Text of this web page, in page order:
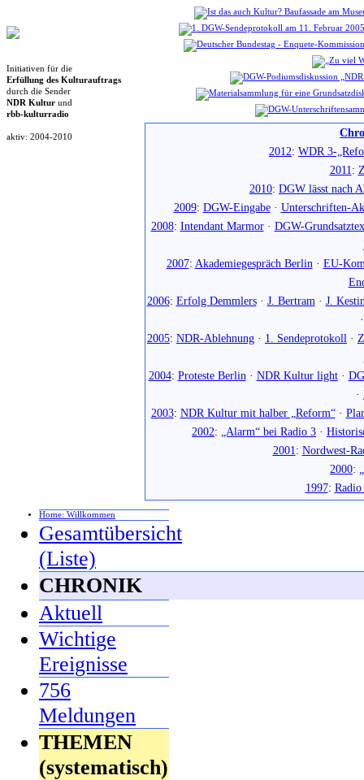
Initiativen für die
Erfüllung des Kulturauftrags
durch die Sender
NDR Kultur und
rbb-kulturradio
aktiv: 2004-2010
2012: WDR 3-
2011:
2010: DGW lässt nach
2009: DGW-Eingabe· Unterschriften-
2008: Intendant Marmor· DGW-
2007: Akademiegespräch Berlin · EU-
2006: Erfolg Demmlers· J. Bertram · J.
2005: NDR-Ablehnung · 1. Sendeprotokoll ·
2004: Proteste Berlin · NDR Kultur light·
·
2003: NDR Kultur mit halber „Reform“·
2002: „Alarm“ bei Radio 3 ·
2001: Nordwest-
2000:
1997:
Home: Willkommen
Gesamtübersicht
(Liste)
CHRONIK
Aktuell
Wichtige
Ereignisse
756
Meldungen
THEMEN
(systematisch)